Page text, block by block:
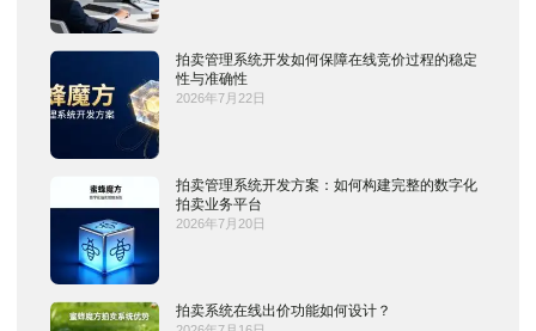
拍卖管理系统开发如何保障在线竞价过程的稳定
性与准确性
2026年7月22日
拍卖管理系统开发方案：如何构建完整的数字化
拍卖业务平台
2026年7月20日
拍卖系统在线出价功能如何设计？